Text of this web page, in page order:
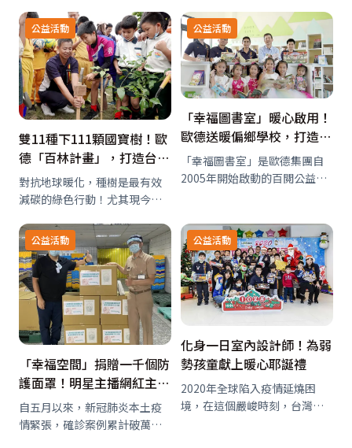
灣所清除的海廢更高達1.5萬
噸，各類塑膠品因無法分解，
導致海洋生物誤食而亡，嚴重
迫害人類萬物的生存環境。因
此，…
位也因此受到波及，募款不如
往年，可是在這麼困難的時
刻，歐德集團自2008年起舉辦
手護星願活動，至今邁入第14
年仍不停歇…
公益活動
雙11種下111顆國寶樹！歐
德「百林計畫」，打造台東
森林足球場
對抗地球暖化，種樹是最有效
減碳的綠色行動！尤其現今網
觀的碳排放量與數以萬計的垃
圾廢棄物，對此，向來主張
「健康、環保、無毒」的歐德
集團再度與以一人一樹救地球
為宗旨的綠色冀泉社會…
公益活動
「幸福圖書室」暖心啟用！
歐德送暖偏鄉學校，打造優
質閱讀環境
「幸福圖書室」是歐德集團自
2005年開始啟動的百閲公益計
望為偏鄉小校建造100所幸福圖
書室，提升孩子們的閱讀教
育。」歐德集團董事長陳國都
表示，而…
公益活動
「幸福空間」捐贈一千個防
護面罩！明星主播網紅主持
群錄暖心影片！
自五月以來，新冠肺炎本土疫
情緊張，確診案例累計破萬
公益活動
化身一日室內設計師！為弱
勢孩童獻上暖心耶誕禮
2020年全球陷入疫情延燒困
境，在這個嚴峻時刻，台灣家